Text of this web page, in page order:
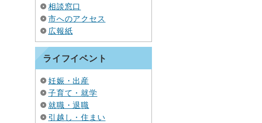
相談窓口
市へのアクセス
広報紙
ライフイベント
妊娠・出産
子育て・就学
就職・退職
引越し・住まい